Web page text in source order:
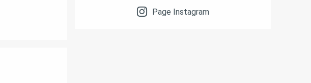
Page Instagram